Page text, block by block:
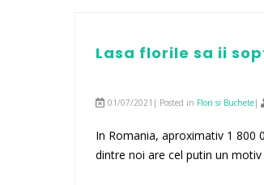
Lasa florile sa ii
01/07/2021| Posted in Flori si Buchete|
In Romania, aproximativ 1 800
dintre noi are cel putin un